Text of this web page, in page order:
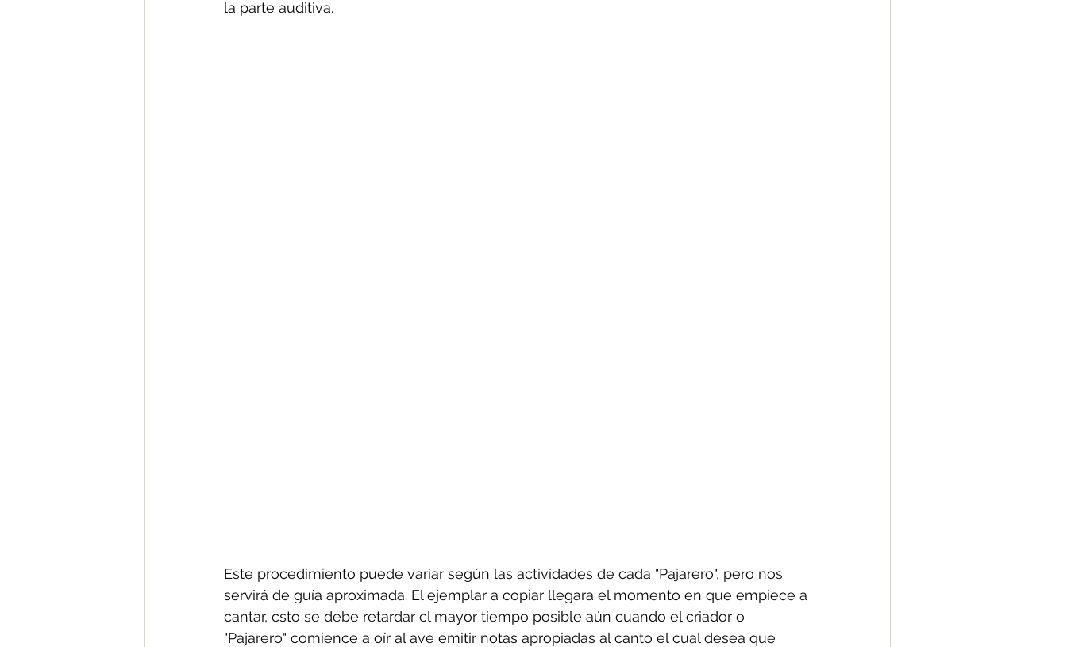
la parte auditiva.
Este procedimiento puede variar según las actividades de cada "Pajarero", pero nos
servirá de guía aproximada. El ejemplar a copiar llegara el momento en que empiece a
cantar, csto se debe retardar cl mayor tiempo posible aún cuando el criador o
"Pajarero" comience a oír al ave emitir notas apropiadas al canto el cual desea que